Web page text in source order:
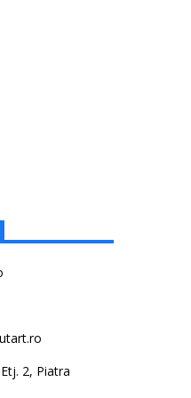
2, Piatra